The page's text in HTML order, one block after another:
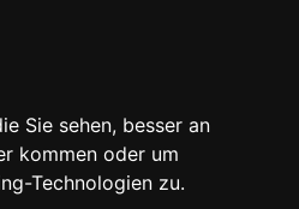
Sie sehen, besser an
kommen oder um
Technologien zu.